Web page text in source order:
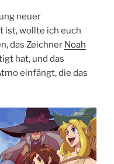
neuer
ist, wollte ich euch
das Zeichner Noah
hat, und das
einfängt, die das